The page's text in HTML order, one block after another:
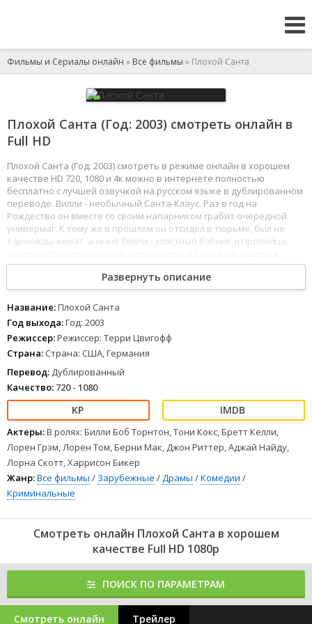
Фильмы и Сериалы онлайн » Все фильмы » Плохой Санта
Плохой Санта (Год: 2003) смотреть онлайн в
Full HD
Плохой Санта (Год: 2003) смотреть в режиме онлайн в хорошем
качестве HD 720, 1080 и 4к можно в интернете полностью
бесплатно с лучшей озвучкой на русском языке в дублированном
переводе. Вилли - необычный Санта-Клаус. Раз в год на
Рождество он вместе со своим напарником грабит очередной
универмаг. К тому же в прошлом он отсидел в тюрьме, был не
единожды женат, а ныне Вилли - злостный бабник и пропойца.
мальчуган, который все-таки в него поверил. И Вилли придется
творить настоящие чудеса, чтоб на сей раз довести задуманное
до конца.
1 234 5 6 78
Развернуть описание
Название:Плохой Санта
Год выхода:Год: 2003
Режиссер:Режиссер: Терри Цвигофф
Страна: Страна: США, Германия
Перевод: Дублированный
Качество: 720 - 1080
Актеры:В ролях: Билли Боб Торнтон, Тони Кокс, Бретт Келли,
Лорен Грэм, Лорен Том, Берни Мак, Джон Риттер, Аджай Найду,
Лорна Скотт, Харрисон Бикер
Жанр:Все фильмы / Зарубежные /Драмы /Комедии /
Криминальные
Смотреть онлайн Плохой Санта в хорошем
качестве Full HD 1080p
ПОИСК ПО ПАРАМЕТРАМ
Смотреть онлайн Трейлер